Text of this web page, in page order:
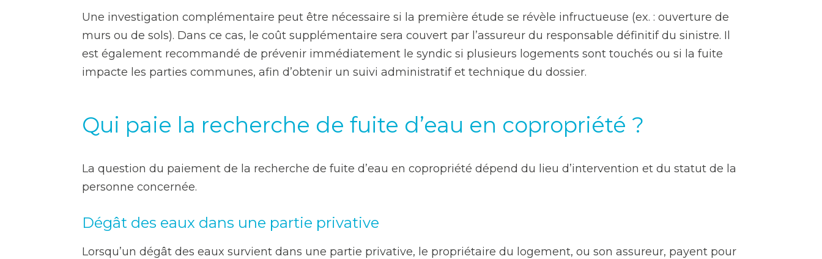
Une investigation complémentaire peut être nécessaire si la première étude se révèle infructueuse (ex. : ouverture de
murs ou de sols). Dans ce cas, le coût supplémentaire sera couvert par l’assureur du responsable définitif du sinistre. Il
est également recommandé de prévenir immédiatement le syndic si plusieurs logements sont touchés ou si la fuite
impacte les parties communes, afin d’obtenir un suivi administratif et technique du dossier.
Qui paie la recherche de fuite d’eau en copropriété ?
La question du paiement de la recherche de fuite d’eau en copropriété dépend du lieu d’intervention et du statut de la
personne concernée.
Dégât des eaux dans une partie privative
Lorsqu’un dégât des eaux survient dans une partie privative, le propriétaire du logement, ou son assureur, payent pour